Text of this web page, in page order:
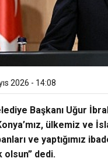
2026 - 14:08
Başkanı Uğur
ülkemiz ve
ve yaptığımız
olsun” dedi.